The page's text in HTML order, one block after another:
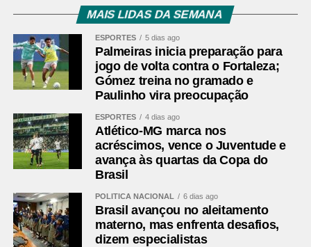
MAIS LIDAS DA SEMANA
ESPORTES 5 dias ago
Palmeiras inicia preparação para
jogo de volta contra o Fortaleza;
Gómez treina no gramado e
Paulinho vira preocupação
ESPORTES 4 dias ago
Atlético-MG marca nos
acréscimos, vence o Juventude e
avança às quartas da Copa do
Brasil
POLÍTICA NACIONAL 6 dias ago
Brasil avançou no aleitamento
materno, mas enfrenta desafios,
dizem especialistas